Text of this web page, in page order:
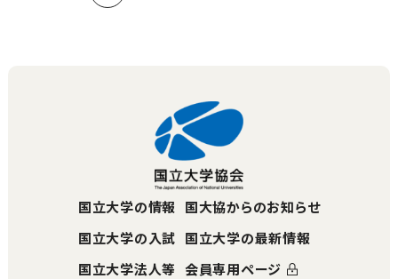
国立大学の情報
国立大学の入試
国立大学法人等
国大協からのお知らせ
国立大学の最新情報
会員専用ページ